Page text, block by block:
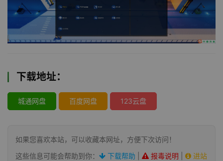
下载地址：
城通网盘 百度网盘 123云盘
如果您喜欢本站，可以收藏本网址，方便下次访问！
这些信息可能会帮助到你：
下载帮助 报毒说明
进站